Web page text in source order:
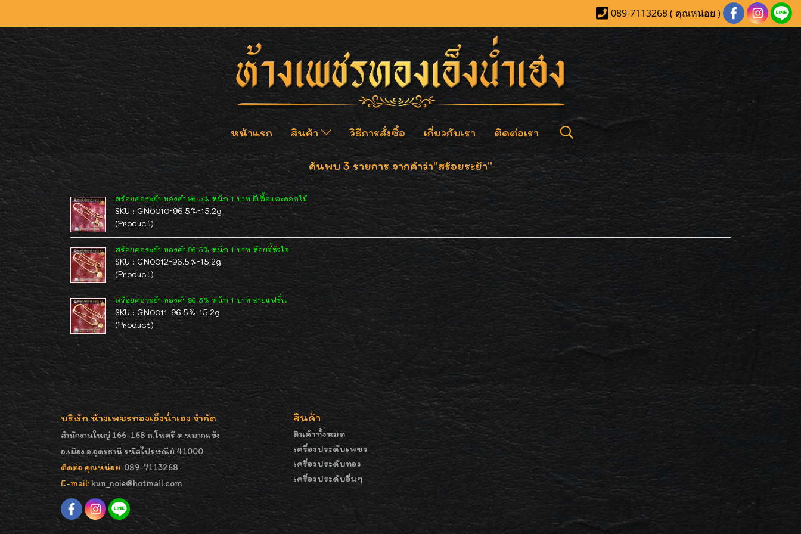
089-7113268 ( คุณหน่อย )
หน้าแรก สินค้า วิธีการสั่งซื้อ เกี่ยวกับเรา ติดต่อเรา
ค้นพบ 3 รายการ จากคำว่า"สร้อยระย้า"
สร้อยคอระย้า ทองคำ 96.5% หนัก 1 บาท ผีเสื้อและดอกไม้
SKU : GN0010-96.5%-15.2g
(Product)
สร้อยคอระย้า ทองคำ 96.5% หนัก 1 บาท ห้อยจี้หัวใจ
SKU : GN0012-96.5%-15.2g
(Product)
สร้อยคอระย้า ทองคำ 96.5% หนัก 1 บาท ลายแฟชั่น
SKU : GN0011-96.5%-15.2g
(Product)
บริษัท ห้างเพชรทองเอ็งน่ำเฮง จำกัด
สำนักงานใหญ่ 166-168 ถ.โพศรี ต.หมากแข้ง
อ.เมือง จ.อุดรธานี รหัสไปรษณีย์ 41000
ติดต่อ คุณหน่อย 089-7113268
E-mail:kun_noie@hotmail.com
สินค้า
สินค้าทั้งหมด
เครื่องประดับเพชร
เครื่องประดับทอง
เครื่องประดับอื่นๆ